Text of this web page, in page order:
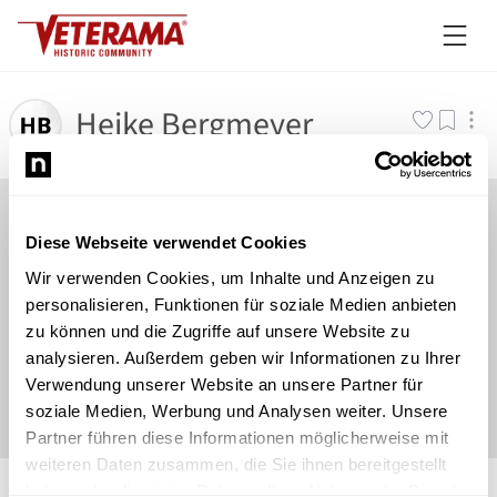
Diese Webseite verwendet Cookies
Wir verwenden Cookies, um Inhalte und Anzeigen zu
personalisieren, Funktionen für soziale Medien anbieten
zu können und die Zugriffe auf unsere Website zu
analysieren. Außerdem geben wir Informationen zu Ihrer
Verwendung unserer Website an unsere Partner für
soziale Medien, Werbung und Analysen weiter. Unsere
Partner führen diese Informationen möglicherweise mit
weiteren Daten zusammen, die Sie ihnen bereitgestellt
Heike Bergmeyer
©Newsload /System